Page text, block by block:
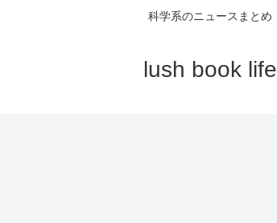
科学系のニュースまとめ
lush book life